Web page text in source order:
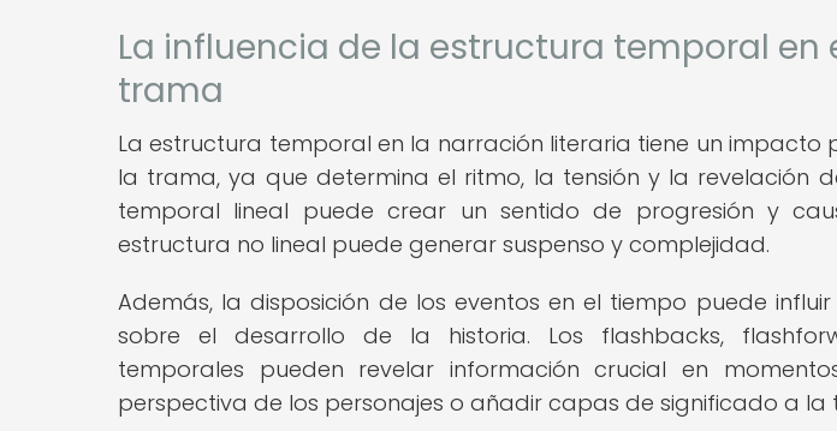
La influencia de la estructura temporal en
trama
La estructura temporal en la narración literaria tiene un impacto
la trama, ya que determina el ritmo, la tensión y la revelación
temporal lineal puede crear un sentido de progresión y
estructura no lineal puede generar suspenso y complejidad.
Además, la disposición de los eventos en el tiempo puede
sobre el desarrollo de la historia. Los flashbacks,
temporales pueden revelar información crucial en
perspectiva de los personajes o añadir capas de significado a la